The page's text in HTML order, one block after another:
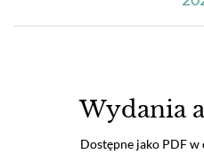
Wydania
Dostępne jako PDF w